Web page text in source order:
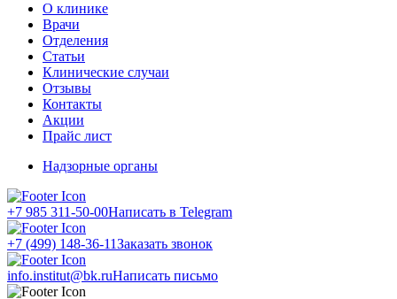
О клинике
Врачи
Отделения
Статьи
Клинические случаи
Отзывы
Контакты
Акции
Прайс лист
Надзорные органы
+7 985 311-50-00Написать в Telegram
+7 (499) 148-36-11Заказать звонок
info.institut@bk.ruНаписать письмо